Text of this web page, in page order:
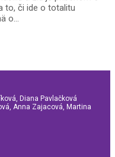
to, či ide o totalitu
o...
Diana Pavlačková
Anna Zajacová, Martina